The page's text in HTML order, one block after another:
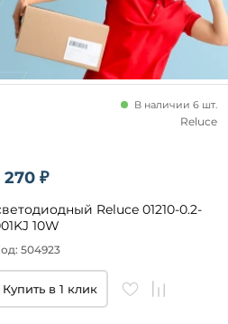
270 ₽
Reluce 01210-0.2-
10W
В наличии 6 шт.
504923
Reluce
Купить в 1 клик